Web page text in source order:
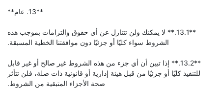
**13. عام**
**13.1.** لا يمكنك ولن تتنازل عن أي حقوق والتزامات بموجب هذه
الشروط سواء كليًا أو جزئيًا دون موافقتنا الخطية المسبقة.
**13.2.** إذا تبين أن أي جزء من هذه الشروط غير صالح أو غير قابل
للتنفيذ كليًا أو جزئيًا من قبل هيئة إدارية أو قانونية ذات صلة، فلن تتأثر
صحة الأجزاء المتبقية من الشروط.